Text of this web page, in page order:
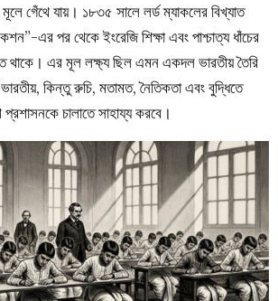
মূলে গেঁথে যায়। ১৮৩৫ সালে লর্ড ম্যাকলের বিখ্যাত
এর পর থেকে ইংরেজি শিক্ষা এবং পাশ্চাত্য ধাঁচের
থাকে। এর মূল লক্ষ্য ছিল এমন একদল ভারতীয় তৈরি
কিন্তু রুচি, মতামত, নৈতিকতা এবং বুদ্ধিতে
চালাতে সাহায্য করবে।